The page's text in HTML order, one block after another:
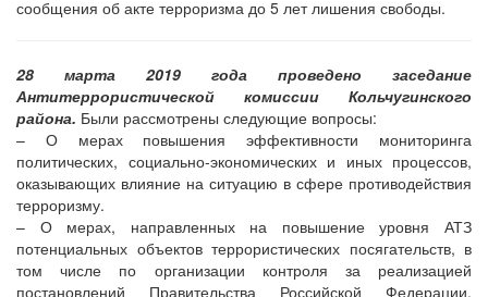
сообщения об акте терроризма до 5 лет лишения свободы.
28 марта 2019 года проведено заседание
Антитеррористической комиссии Кольчугинского
района. Были рассмотрены следующие вопросы:
– О мерах повышения эффективности мониторинга
политических, социально-экономических и иных процессов,
оказывающих влияние на ситуацию в сфере противодействия
терроризму.
– О мерах, направленных на повышение уровня АТЗ
потенциальных объектов террористических посягательств, в
том числе по организации контроля за реализацией
постановлений Правительства Российской Федерации,